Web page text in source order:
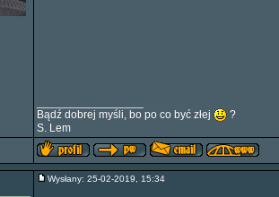
Bądź dobrej myśli, bo po co być złej
?
S. Lem
Wysłany: 25-02-2019, 15:34